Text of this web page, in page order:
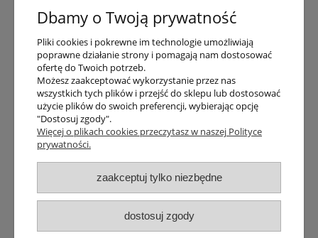
Numer konta
PayPo kupujesz, nie płacisz
Progi rabatowe
Promocje
Dostawa
Czas wysyłki
Dostawa
Śledzenie przesyłki GLS
Śledzenie przesyłki DPD
Shipping abroad
Zarejestruj się /Zaloguj się
Dbamy o Twoją prywatność
Pliki cookies i pokrewne im technologie umożliwiają
poprawne działanie strony i pomagają nam dostosować
ofertę do Twoich potrzeb.
Możesz zaakceptować wykorzystanie przez nas
wszystkich tych plików i przejść do sklepu lub dostosować
użycie plików do swoich preferencji, wybierając opcję
"Dostosuj zgody".
Więcej o plikach cookies przeczytasz w naszej Polityce
prywatności.
zaakceptuj tylko niezbędne
dostosuj zgody